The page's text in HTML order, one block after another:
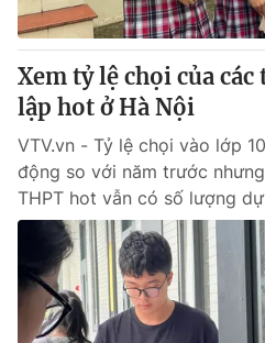
® Cấm sao chép dưới mọi hình
thuận bằng văn bản. Ghi rõ nguồn
thông tin từ website này.
Xem tỷ lệ chọi của
lập hot ở Hà Nội
VTV.vn - Tỷ lệ chọi vào lớp
động so với năm trước
THPT hot vẫn có số lượng